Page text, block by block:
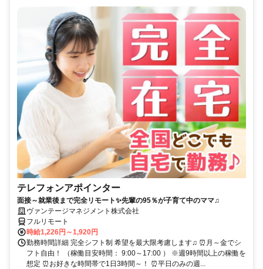
テレフォンアポインター
面接～就業後まで完全リモート✨先輩の95％が子育て中のママ♫
ヴァンテージマネジメント株式会社
フルリモート
時給1,226円～1,920円
勤務時間詳細 完全シフト制 希望を最大限考慮します♫ ⏰月～金でシ
フト自由！ （稼働目安時間： 9:00～17:00 ） ※週9時間以上の稼働を
想定 ⏰お好きな時間帯で1日3時間～！ ⏰平日のみの週...